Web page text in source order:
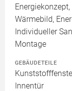
Wärmebild,
Individueller
Montage
GEBÄUDETEILE
Innentür